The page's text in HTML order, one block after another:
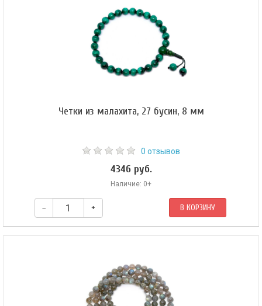
Четки из малахита, 27 бусин, 8 мм
0 отзывов
4346 руб.
Наличие: 0+
– + В КОРЗИНУ
Буддийские четки-браслет из конголезского малахита, они же — четки на
Махакалы.